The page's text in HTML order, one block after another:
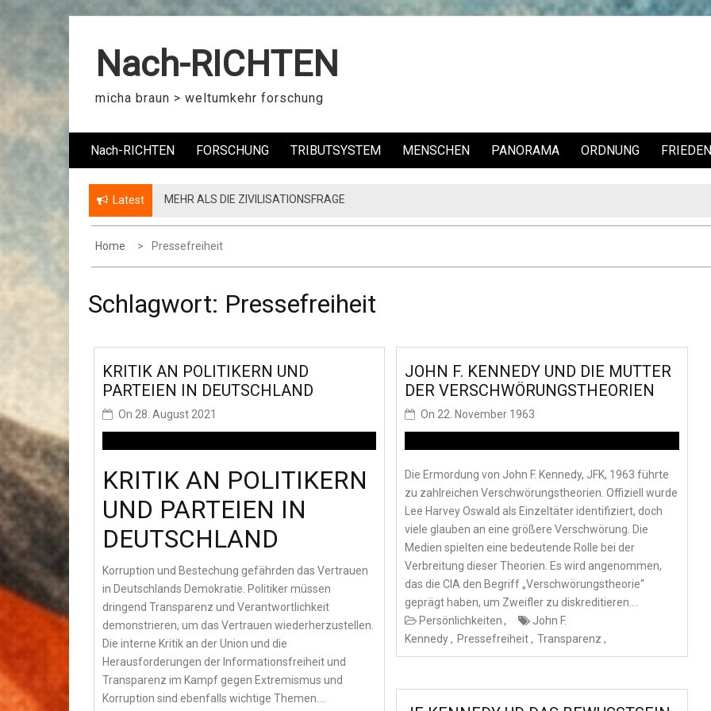
c
o
n
Nach-RICHTEN
micha braun > weltumkehr forschung
Nach-RICHTEN FORSCHUNG TRIBUTSYSTEM MENSCHEN PANORAMA ORDNUNG
Latest MEHR ALS DIE ZIVILISATIONSFRAGE
Home Pressefreiheit
Schlagwort: Pressefreiheit
KRITIK AN POLITIKERN UND
PARTEIEN IN DEUTSCHLAND
On 28. August 2021
KRITIK AN POLITIKERN
UND PARTEIEN IN
DEUTSCHLAND
Korruption und Bestechung gefährden das Vertrauen
in Deutschlands Demokratie. Politiker müssen
dringend Transparenz und Verantwortlichkeit
demonstrieren, um das Vertrauen wiederherzustellen.
Die interne Kritik an der Union und die
Herausforderungen der Informationsfreiheit und
Transparenz im Kampf gegen Extremismus und
Korruption sind ebenfalls wichtige Themen.…
JOHN F. KENNEDY UND DIE MUTTER
DER VERSCHWÖRUNGSTHEORIEN
On 22. November 1963
Die Ermordung von John F. Kennedy, JFK, 1963 führte
zu zahlreichen Verschwörungstheorien. Offiziell wurde
Lee Harvey Oswald als Einzeltäter identifiziert, doch
viele glauben an eine größere Verschwörung. Die
Medien spielten eine bedeutende Rolle bei der
Verbreitung dieser Theorien. Es wird angenommen,
das die CIA den Begriff „Verschwörungstheorie“
geprägt haben, um Zweifler zu diskreditieren.…
Persönlichkeiten
John F.
Kennedy
Pressefreiheit Transparenz